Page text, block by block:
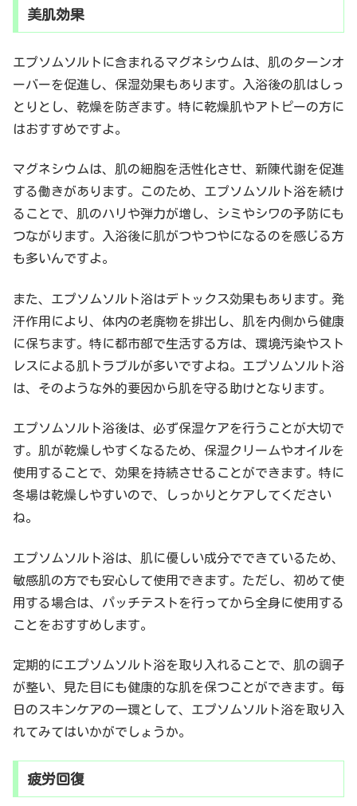
美肌効果
エプソムソルトに含まれるマグネシウムは、肌のターンオ
ーバーを促進し、保湿効果もあります。入浴後の肌はしっ
とりとし、乾燥を防ぎます。特に乾燥肌やアトピーの方に
はおすすめですよ。
マグネシウムは、肌の細胞を活性化させ、新陳代謝を促進
する働きがあります。このため、エプソムソルト浴を続け
ることで、肌のハリや弾力が増し、シミやシワの予防にも
つながります。入浴後に肌がつやつやになるのを感じる方
も多いんですよ。
また、エプソムソルト浴はデトックス効果もあります。発
汗作用により、体内の老廃物を排出し、肌を内側から健康
に保ちます。特に都市部で生活する方は、環境汚染やスト
レスによる肌トラブルが多いですよね。エプソムソルト浴
は、そのような外的要因から肌を守る助けとなります。
エプソムソルト浴後は、必ず保湿ケアを行うことが大切で
す。肌が乾燥しやすくなるため、保湿クリームやオイルを
使用することで、効果を持続させることができます。特に
冬場は乾燥しやすいので、しっかりとケアしてください
ね。
エプソムソルト浴は、肌に優しい成分でできているため、
敏感肌の方でも安心して使用できます。ただし、初めて使
用する場合は、パッチテストを行ってから全身に使用する
ことをおすすめします。
定期的にエプソムソルト浴を取り入れることで、肌の調子
が整い、見た目にも健康的な肌を保つことができます。毎
日のスキンケアの一環として、エプソムソルト浴を取り入
れてみてはいかがでしょうか。
疲労回復